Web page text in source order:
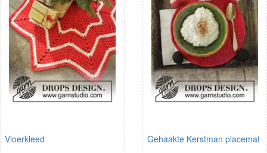
Vloerkleed Gehaakte Kerstman placemat